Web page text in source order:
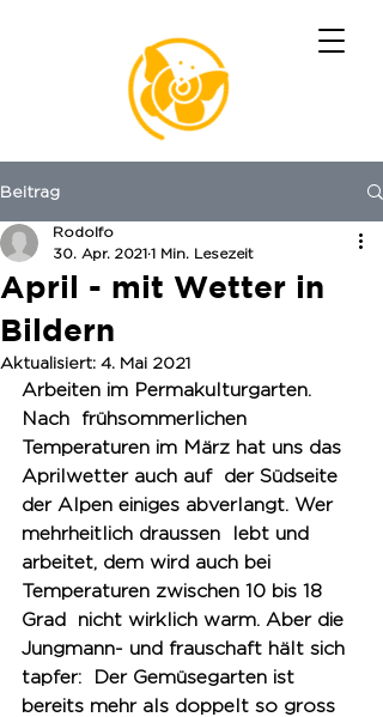
Beitrag
April - mit Wetter in
Bildern
Rodolfo
30. Apr. 2021 1 Min. Lesezeit
Aktualisiert: 4. Mai 2021
Arbeiten im Permakulturgarten.
Nach  frühsommerlichen
Temperaturen im März hat uns das
Aprilwetter auch auf  der Südseite
der Alpen einiges abverlangt. Wer
mehrheitlich draussen  lebt und
arbeitet, dem wird auch bei
Temperaturen zwischen 10 bis 18
Grad  nicht wirklich warm. Aber die
Jungmann- und frauschaft hält sich
tapfer:  Der Gemüsegarten ist
bereits mehr als doppelt so gross